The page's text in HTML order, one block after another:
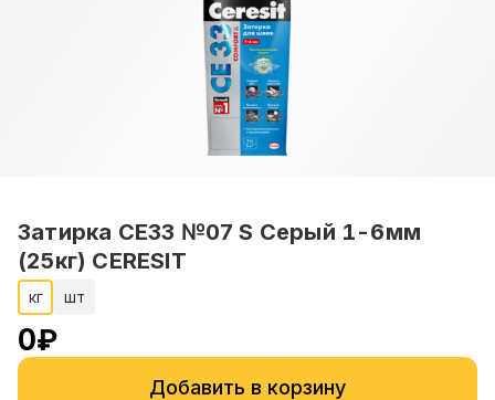
Затирка CE33 №07 S Серый 1-6мм
(25кг) CERESIT
кг шт
0₽
Добавить в корзину